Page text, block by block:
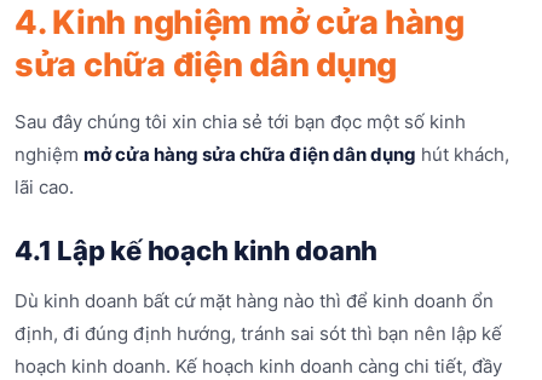
4. Kinh nghiệm mở cửa hàng
sửa chữa điện dân dụng
Sau đây chúng tôi xin chia sẻ tới bạn đọc một số kinh
nghiệm mở cửa hàng sửa chữa điện dân dụng hút khách,
lãi cao.
4.1 Lập kế hoạch kinh doanh
Dù kinh doanh bất cứ mặt hàng nào thì để kinh doanh ổn
định, đi đúng định hướng, tránh sai sót thì bạn nên lập kế
hoạch kinh doanh. Kế hoạch kinh doanh càng chi tiết, đầy